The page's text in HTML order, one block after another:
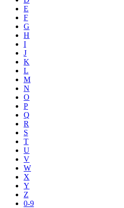
E
F
G
H
I
J
K
L
M
N
O
P
Q
R
S
T
U
V
W
X
Y
Z
0-9